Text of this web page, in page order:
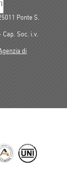
Ponte S.
Soc. i.v.
di